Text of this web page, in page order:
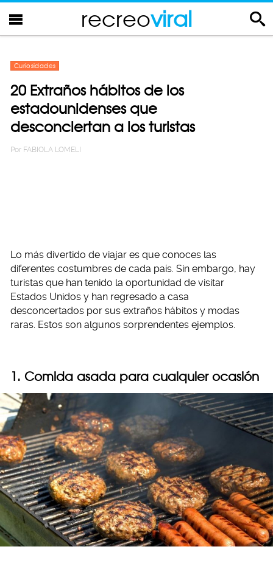
recreoviral
Curiosidades
20 Extraños hábitos de los
estadounidenses que
desconciertan a los turistas
Por FABIOLA LOMELI
Lo más divertido de viajar es que conoces las
diferentes costumbres de cada país. Sin embargo, hay
turistas que han tenido la oportunidad de visitar
Estados Unidos y han regresado a casa
desconcertados por sus extraños hábitos y modas
raras. Estos son algunos sorprendentes ejemplos.
1. Comida asada para cualquier ocasión